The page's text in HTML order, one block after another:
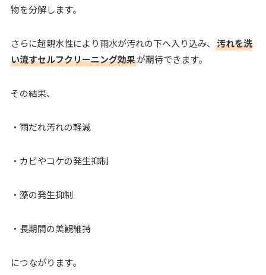
物を分解します。
さらに超親水性により雨水が汚れの下へ入り込み、 汚れを洗
い流すセルフクリーニング効果が期待できます。
その結果、
・雨だれ汚れの軽減
・カビやコケの発生抑制
・藻の発生抑制
・長期間の美観維持
につながります。